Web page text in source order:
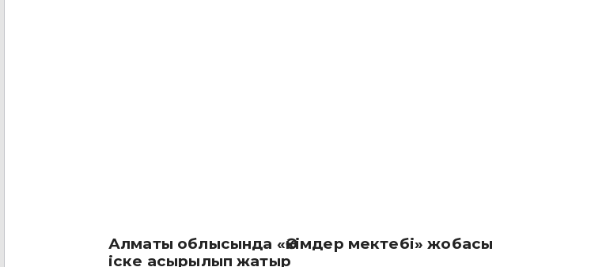
Алматы облысында «Әкімдер мектебі» жобасы
іске асырылып жатыр